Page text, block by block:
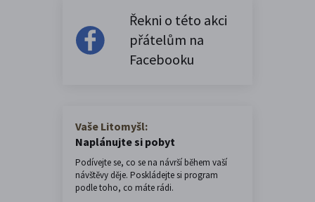
Řekni o této akci
přátelům na
Facebooku
Vaše Litomyšl:
Naplánujte si pobyt
Podívejte se, co se na návrší během vaší
návštěvy děje. Poskládejte si program
podle toho, co máte rádi.